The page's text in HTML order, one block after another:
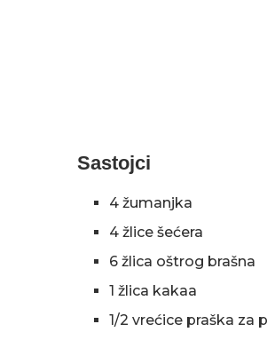
Sastojci
4 žumanjka
4 žlice šećera
6 žlica oštrog brašna
1 žlica kakaa
1/2 vrećice praška za